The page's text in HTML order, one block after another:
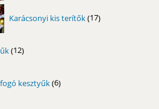
Karácsonyi kis terítők 17
termék
12
termék
kesztyűk 6
termék